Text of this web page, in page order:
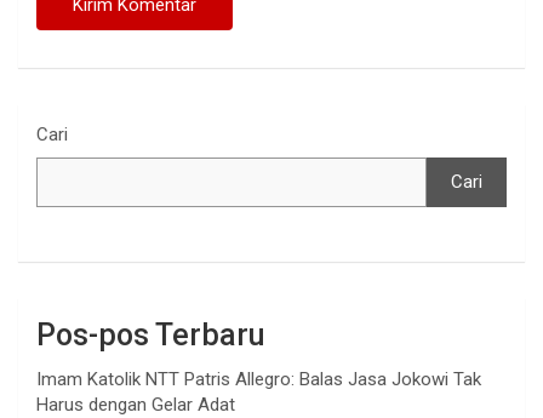
Cari
Cari
Pos-pos Terbaru
Imam Katolik NTT Patris Allegro: Balas Jasa Jokowi Tak
Harus dengan Gelar Adat